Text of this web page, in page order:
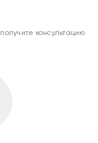
консультацию